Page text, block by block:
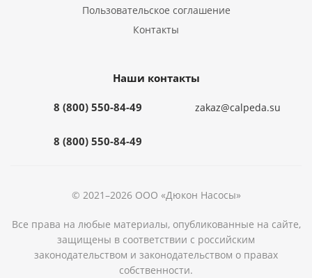
Пользовательское соглашение
Контакты
Наши контакты
8 (800) 550-84-49
8 (800) 550-84-49
zakaz@calpeda.su
© 2021–2026 ООО «Дюкон Насосы»
Все права на любые материалы, опубликованные на сайте,
защищены в соответствии с российским
законодательством и законодательством о правах
собственности.